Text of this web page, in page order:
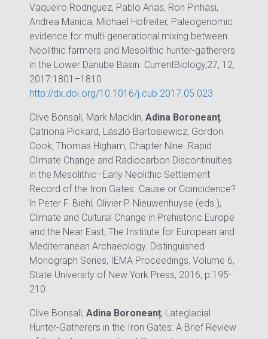
Vaqueiro Rodrıguez, Pablo Arias, Ron Pinhasi,
Andrea Manica, Michael Hofreiter, Paleogenomic
evidence for multi-generational mixing between
Neolithic farmers and Mesolithic hunter-gatherers
in the Lower Danube Basin. CurrentBiology,27, 12,
2017:1801–1810
http://dx.doi.org/10.1016/j.cub.2017.05.023
Clive Bonsall, Mark Macklin,Adina Boroneanț,
Catriona Pickard, László Bartosiewicz, Gordon
Cook, Thomas Higham, Chapter Nine. Rapid
Climate Change and Radiocarbon Discontinuities
in the Mesolithic–Early Neolithic Settlement
Record of the Iron Gates. Cause or Coincidence?
în Peter F. Biehl, Olivier P. Nieuwenhuyse (eds.),
Climate and Cultural Change in Prehistoric Europe
and the Near East, The Institute for European and
Mediterranean Archaeology. Distinguished
Monograph Series, IEMA Proceedings, Volume 6,
State University of New York Press, 2016, p.195-
210
Clive Bonsall,Adina Boroneanț, Lateglacial
Hunter-Gatherers in the Iron Gates: A Brief Review